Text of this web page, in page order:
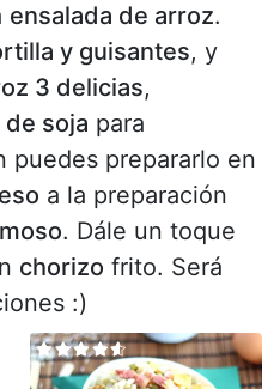
ensalada de arroz.
y guisantes, y
3 delicias,
de soja para
puedes prepararlo en
a la preparación
. Dále un toque
chorizo frito. Será
:)